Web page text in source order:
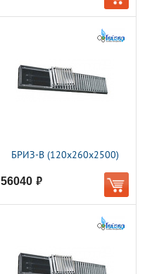
БРИЗ-В (120х260х2500)
56040 руб.